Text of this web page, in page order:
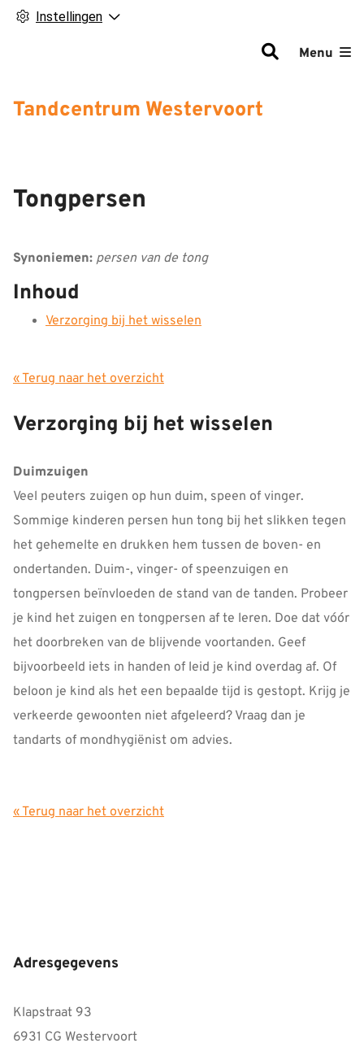
Instellingen
Tandcentrum Westervoort
Menu
Tongpersen
Synoniemen: persen van de tong
Inhoud
Verzorging bij het wisselen
« Terug naar het overzicht
Verzorging bij het wisselen
Duimzuigen
Veel peuters zuigen op hun duim, speen of vinger.
Sommige kinderen persen hun tong bij het slikken tegen
het gehemelte en drukken hem tussen de boven- en
ondertanden. Duim-, vinger- of speenzuigen en
tongpersen beïnvloeden de stand van de tanden. Probeer
je kind het zuigen en tongpersen af te leren. Doe dat vóór
het doorbreken van de blijvende voortanden. Geef
bijvoorbeeld iets in handen of leid je kind overdag af. Of
beloon je kind als het een bepaalde tijd is gestopt. Krijg je
verkeerde gewoonten niet afgeleerd? Vraag dan je
tandarts of mondhygiënist om advies.
« Terug naar het overzicht
Adresgegevens
Klapstraat 93
6931 CG Westervoort